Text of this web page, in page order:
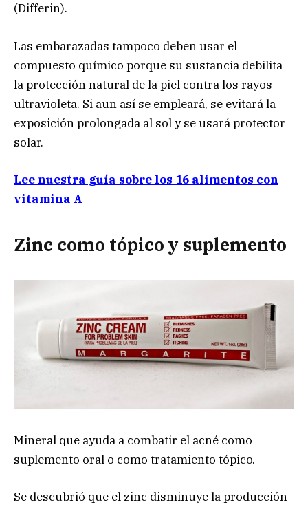
(Differin).
Las embarazadas tampoco deben usar el
compuesto químico porque su sustancia debilita
la protección natural de la piel contra los rayos
ultravioleta. Si aun así se empleará, se evitará la
exposición prolongada al sol y se usará protector
solar.
Lee nuestra guía sobre los 16 alimentos con
vitamina A
Zinc como tópico y suplemento
Mineral que ayuda a combatir el acné como
suplemento oral o como tratamiento tópico.
Se descubrió que el zinc disminuye la producción